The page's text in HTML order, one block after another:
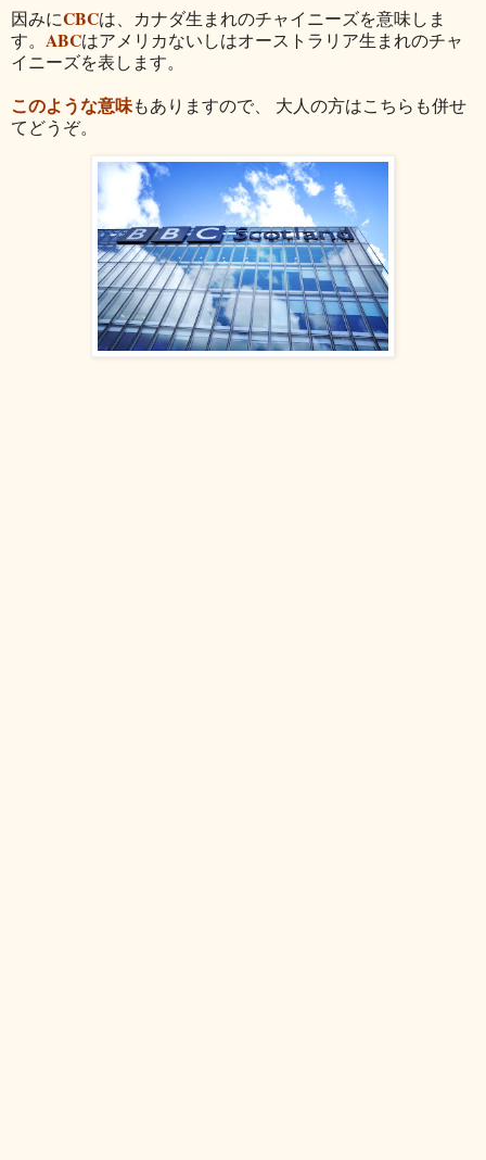
因みにCBCは、カナダ生まれのチャイニーズを意味しま
す。 ABCはアメリカないしはオーストラリア生まれのチャ
イニーズを表します。
このような意味もありますので、 大人の方はこちらも併せ
てどうぞ。